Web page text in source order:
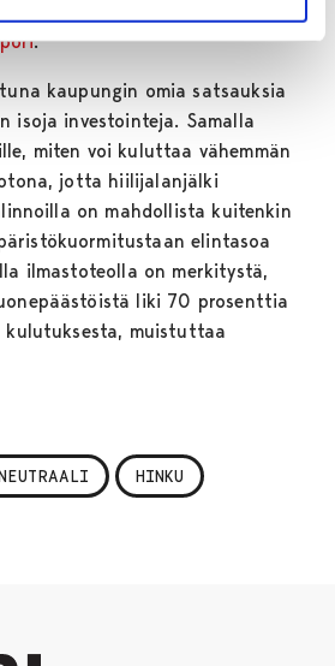
.
kaupungin omia satsauksia
isoja investointeja. Samalla
miten voi kuluttaa vähemmän
jotta hiilijalanjälki
on mahdollista kuitenkin
elintasoa
ilmastoteolla on merkitystä,
liki 70 prosenttia
muistuttaa
HINKU